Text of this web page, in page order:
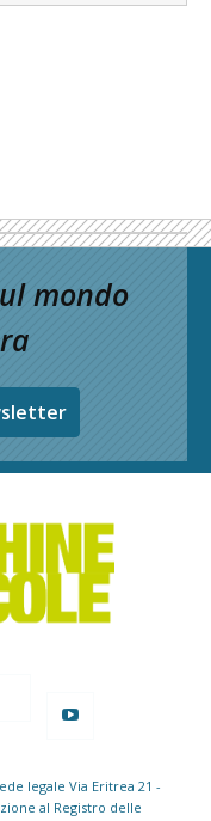
mondo
legale Via Eritrea 21 -
al Registro delle